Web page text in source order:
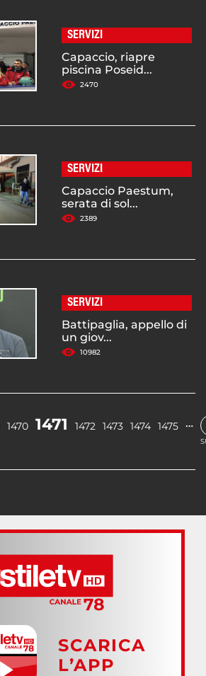
SERVIZI
Capaccio, riapre
piscina Poseid...
2470
SERVIZI
Capaccio Paestum,
serata di sol...
2389
SERVIZI
Battipaglia, appello di
un giov...
10982
1470 1471 1472 1473 1474 1475 …
SCARICA
L’APP